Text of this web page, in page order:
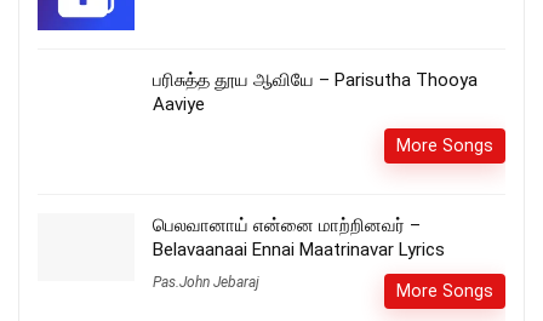
பரிசுத்த தூய ஆவியே – Parisutha Thooya
Aaviye
More Songs
பெலவானாய் என்னை மாற்றினவர் –
Belavaanaai Ennai Maatrinavar Lyrics
Pas.John Jebaraj More Songs